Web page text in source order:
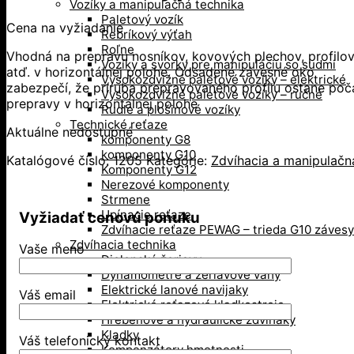
Vozíky a manipulačná technika
Paletový vozík
Rebríkový výťah
Roľne
Vozíky a svorky pre manipuláciu so sudmi
Vysokozdvižné paletové vozíky – elektrické
Vysokozdvižné paletové vozíky – ručné
Rudle a plošinové vozíky
Technické reťaze
komponenty G8
komponenty G10
Komponenty G12
Nerezové komponenty
Strmene
Upínacie reťaze
Zdvíhacie reťaze PEWAG – trieda G10 závesy
Zdvíhacia technika
Dielenské žeriavy
Dynamometre a žeriavove váhy
Elektrické lanové navijaky
Elektrické reťazové kladkostroje
Hrebeňové a hydraulické zdviháky
Kladky
Kompenzátory hmotnosti
Cena na vyžiadanie
Vhodná na prepravu nosníkov, kovových plechov, profilov
atď. v horizontálnej polohe. Odsadené závesné oko
zabezpečí, že príruba prepravovaného profilu ostane
prepravy v horizontálnej polohe
Aktuálne nedostupné
Katalógové číslo:1205 Kategórie: Zdvíhacia a
Vyžiadať cenovú ponuku
Vaše meno
Váš email
Váš telefonický kontakt